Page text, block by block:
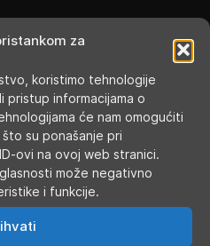
za
koristimo tehnologije
pristup informacijama o
će nam omogućiti
su ponašanje pri
ovi na ovoj web stranici.
može negativno
i funkcije.